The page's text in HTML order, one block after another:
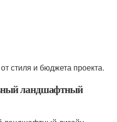
стиля и бюджета проекта.
ландшафтный